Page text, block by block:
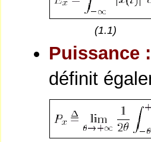
(1.1)
Puissance :
définit